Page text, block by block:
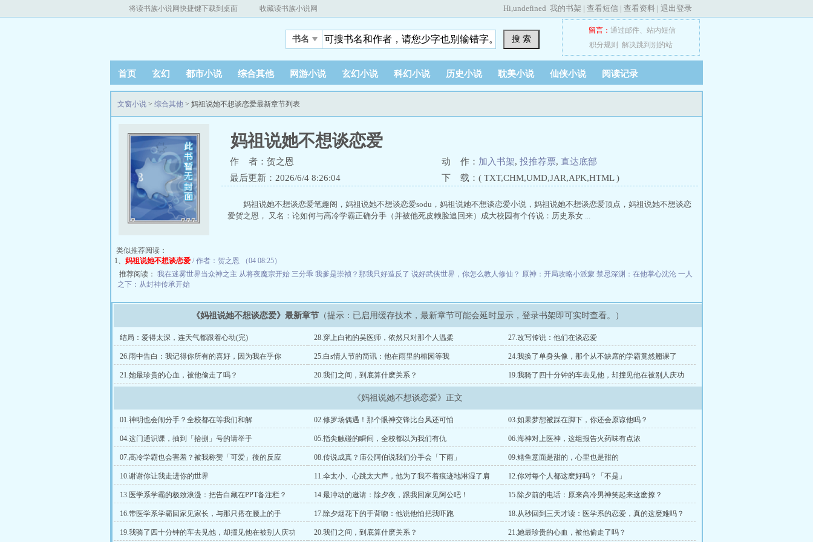
将读书族小说网快捷键下载到桌面 收藏读书族小说网 Hi,undefined 我的书架 | 查看短信 | 查看资料 | 退出登录
书名 搜 索
留言： 通过邮件、 站内短信
积分规则
解决跳到别的站
首页 玄幻 都市小说 综合其他 网游小说 玄幻小说 科幻小说 历史小说 耽美小说 仙侠小说 阅读记录
文窗小说 > 综合其他 > 妈祖说她不想谈恋爱最新章节列表
妈祖说她不想谈恋爱
作 者：贺之恩 动 作： 加入书架, 投推荐票, 直达底部
最后更新：2026/6/4 8:26:04
下 载：( TXT,CHM,UMD,JAR,APK,HTML )
妈祖说她不想谈恋爱笔趣阁，妈祖说她不想谈恋爱sodu，妈祖说她不想谈恋爱小说，妈祖说她不想谈恋爱顶点，妈祖说她不想谈恋
爱贺之恩， 又名：论如何与高冷学霸正确分手（并被他死皮赖脸追回来）成大校园有个传说：历史系女 ...
类似推荐阅读：
1、 妈祖说她不想谈恋爱 / 作者：贺之恩 （04 08:25）
推荐阅读： 我在迷雾世界当众神之主 从将夜魔宗开始 三分乖 我爹是崇祯？那我只好造反了 说好武侠世界，你怎么教人修仙？ 原神：开局攻略小派蒙 禁忌深渊：在他掌心沈沦 一人
之下：从封神传承开始
《妈祖说她不想谈恋爱》最新章节 （提示：已启用缓存技术，最新章节可能会延时显示，登录书架即可实时查看。）
结局：爱得太深，连天气都跟着心动(完) 28.穿上白袍的吴医师，依然只对那个人温柔 27.改写传说：他们在谈恋爱
26.雨中告白：我记得你所有的喜好，因为我在乎你 25.白s情人节的简讯：他在雨里的榕园等我 24.我换了单身头像，那个从不缺席的学霸竟然翘课了
21.她最珍贵的心血，被他偷走了吗？ 20.我们之间，到底算什麽关系？ 19.我骑了四十分钟的车去见他，却撞见他在被别人庆功
《妈祖说她不想谈恋爱》正文
01.神明也会闹分手？全校都在等我们和解 02.修罗场偶遇！那个眼神交锋比台风还可怕 03.如果梦想被踩在脚下，你还会原谅他吗？
04.这门通识课，抽到「拾捌」号的请举手 05.指尖触碰的瞬间，全校都以为我们有仇 06.海神对上医神，这组报告火药味有点浓
07.高冷学霸也会害羞？被我称赞「可爱」後的反应 08.传说成真？庙公阿伯说我们分手会「下雨」 09.鳝鱼意面是甜的，心里也是甜的
10.谢谢你让我走进你的世界 11.伞太小、心跳太大声，他为了我不着痕迹地淋湿了肩 12.你对每个人都这麽好吗？「不是」
13.医学系学霸的极致浪漫：把告白藏在PPT备注栏？ 14.最冲动的邀请：除夕夜，跟我回家见阿公吧！ 15.除夕前的电话：原来高冷男神笑起来这麽撩？
16.带医学系学霸回家见家长，与那只搭在腰上的手 17.除夕烟花下的手背吻：他说他怕把我吓跑 18.从秒回到三天才读：医学系的恋爱，真的这麽难吗？
19.我骑了四十分钟的车去见他，却撞见他在被别人庆功 20.我们之间，到底算什麽关系？ 21.她最珍贵的心血，被他偷走了吗？